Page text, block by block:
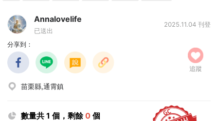
Annalovelife
已送出
2025.11.04 刊登
分享到：
追蹤
苗栗縣,通霄鎮
數量共 1 個，剩餘0 個